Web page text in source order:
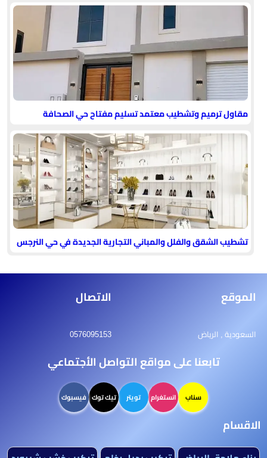
مقاول ترميم وتشطيب معتمد تسليم مفتاح حي الصحافة
تشطيب الشقق والفلل والمباني التجارية الجديدة في حي النرجس
الموقع الاتصال
السعودية , الرياض 0576095153
تابعنا على مواقع التواصل الأجتماعي
سناب انستغرام تويتر تيك توك فيسبوك
الاقسام